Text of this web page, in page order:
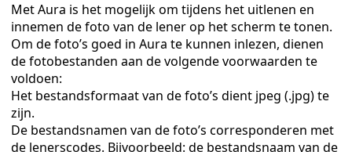
Met Aura is het mogelijk om tijdens het uitlenen en
innemen de foto van de lener op het scherm te tonen.
Om de foto’s goed in Aura te kunnen inlezen, dienen
de fotobestanden aan de volgende voorwaarden te
voldoen:
Het bestandsformaat van de foto’s dient jpeg (.jpg) te
zijn.
De bestandsnamen van de foto’s corresponderen met
de lenerscodes. Bijvoorbeeld: de bestandsnaam van de